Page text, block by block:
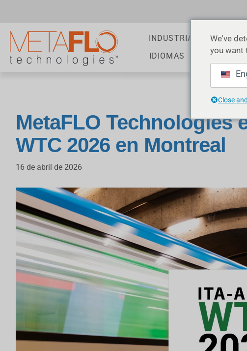
INDUSTRIAS
IDIOMAS
MetaFLO Technologies
WTC 2026 en Montreal
16 de abril de 2026
We've
you want
Close